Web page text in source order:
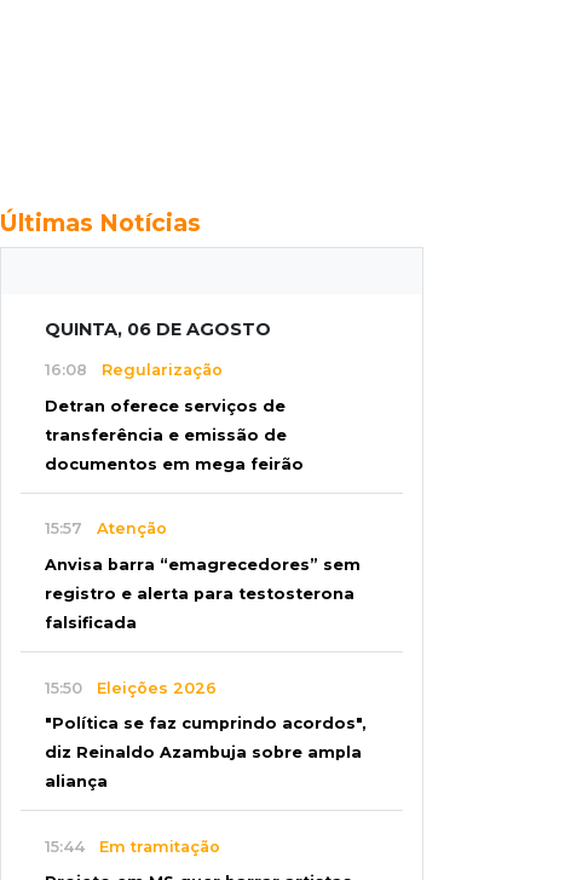
Últimas Notícias
QUINTA, 06 DE AGOSTO
16:08 Regularização
Detran oferece serviços de
transferência e emissão de
documentos em mega feirão
15:57 Atenção
Anvisa barra “emagrecedores” sem
registro e alerta para testosterona
falsificada
15:50 Eleições 2026
"Política se faz cumprindo acordos",
diz Reinaldo Azambuja sobre ampla
aliança
15:44 Em tramitação